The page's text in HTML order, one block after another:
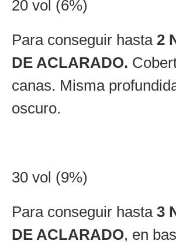
20 vol (6%)
Para conseguir hasta 2
DE ACLARADO.
canas. Misma
oscuro.
30 vol (9%)
Para conseguir hasta 3
DE ACLARADO, en